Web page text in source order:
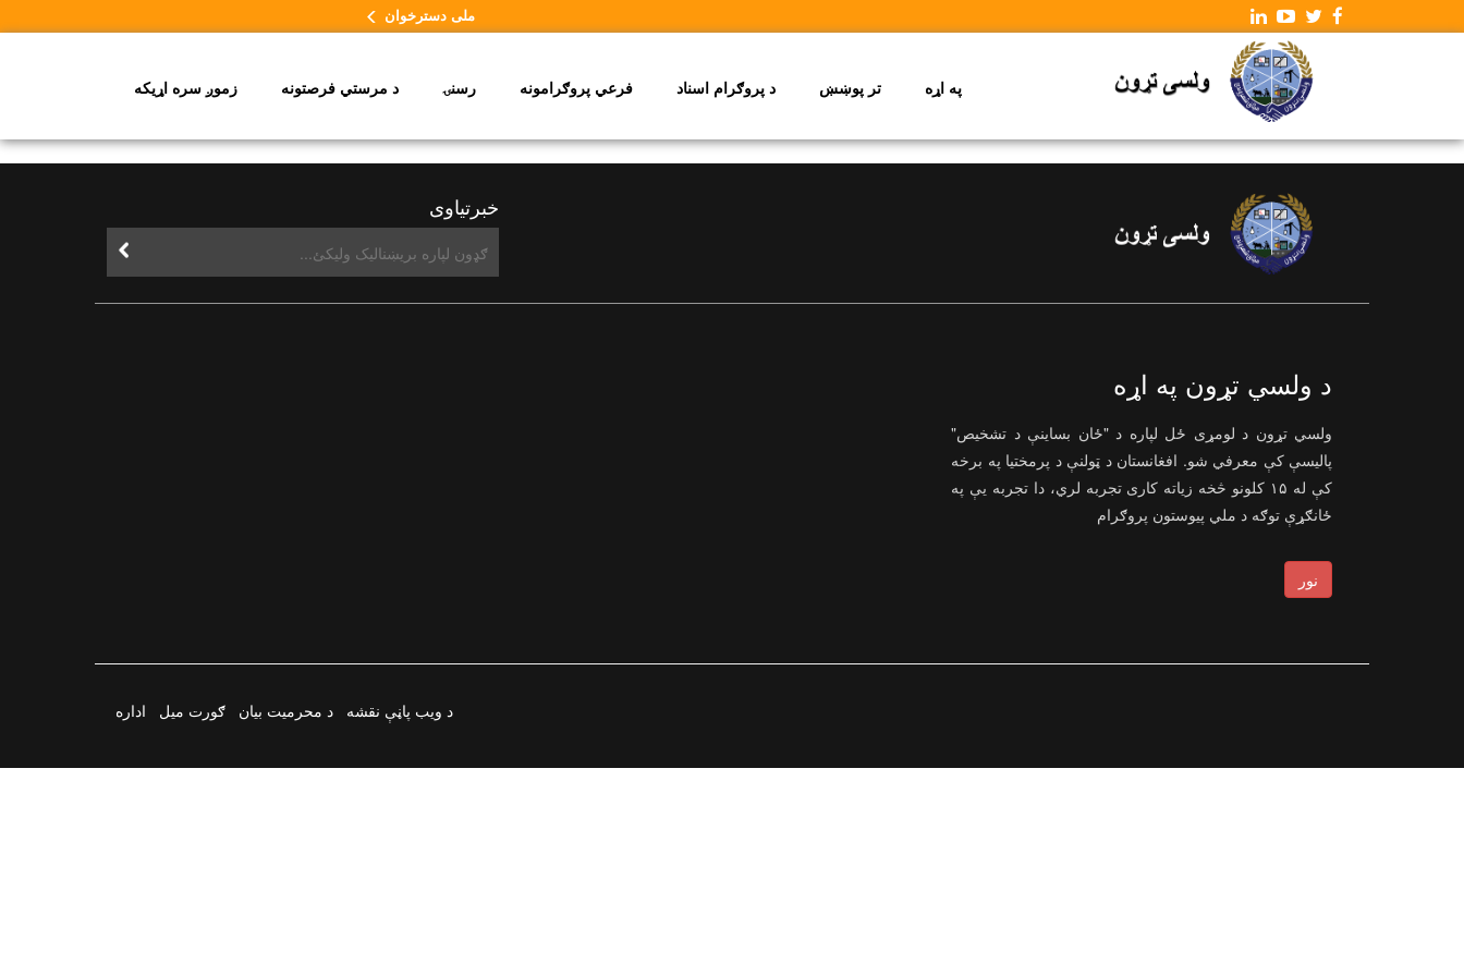
ملی دسترخوان
په اړه تر پوښښ د پروګرام اسناد فرعي پروګرامونه رسنۍ د مرستي فرصتونه زموږ سره اړیکه
خبرتیاوی
د ولسي تړون په اړه
ولسي تړون د لومړی ځل لپاره د "ځان بساینې د تشخیص"
پالیسې کې معرفي شو. افغانستان د ټولنې د پرمختیا په برخه
کې له ۱۵ کلونو څخه زیاته کاری تجربه لري، دا تجربه یې په
ځانګړې توګه د ملي پیوستون پروګرام
نور
د ویب پاڼې نقشه د محرمیت بیان ګورت میل اداره